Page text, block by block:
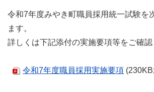
令和7年度みやき町職員採用統一試験を
ます。
詳しくは下記添付の実施要項等をご確認
令和7年度職員採用実施要項